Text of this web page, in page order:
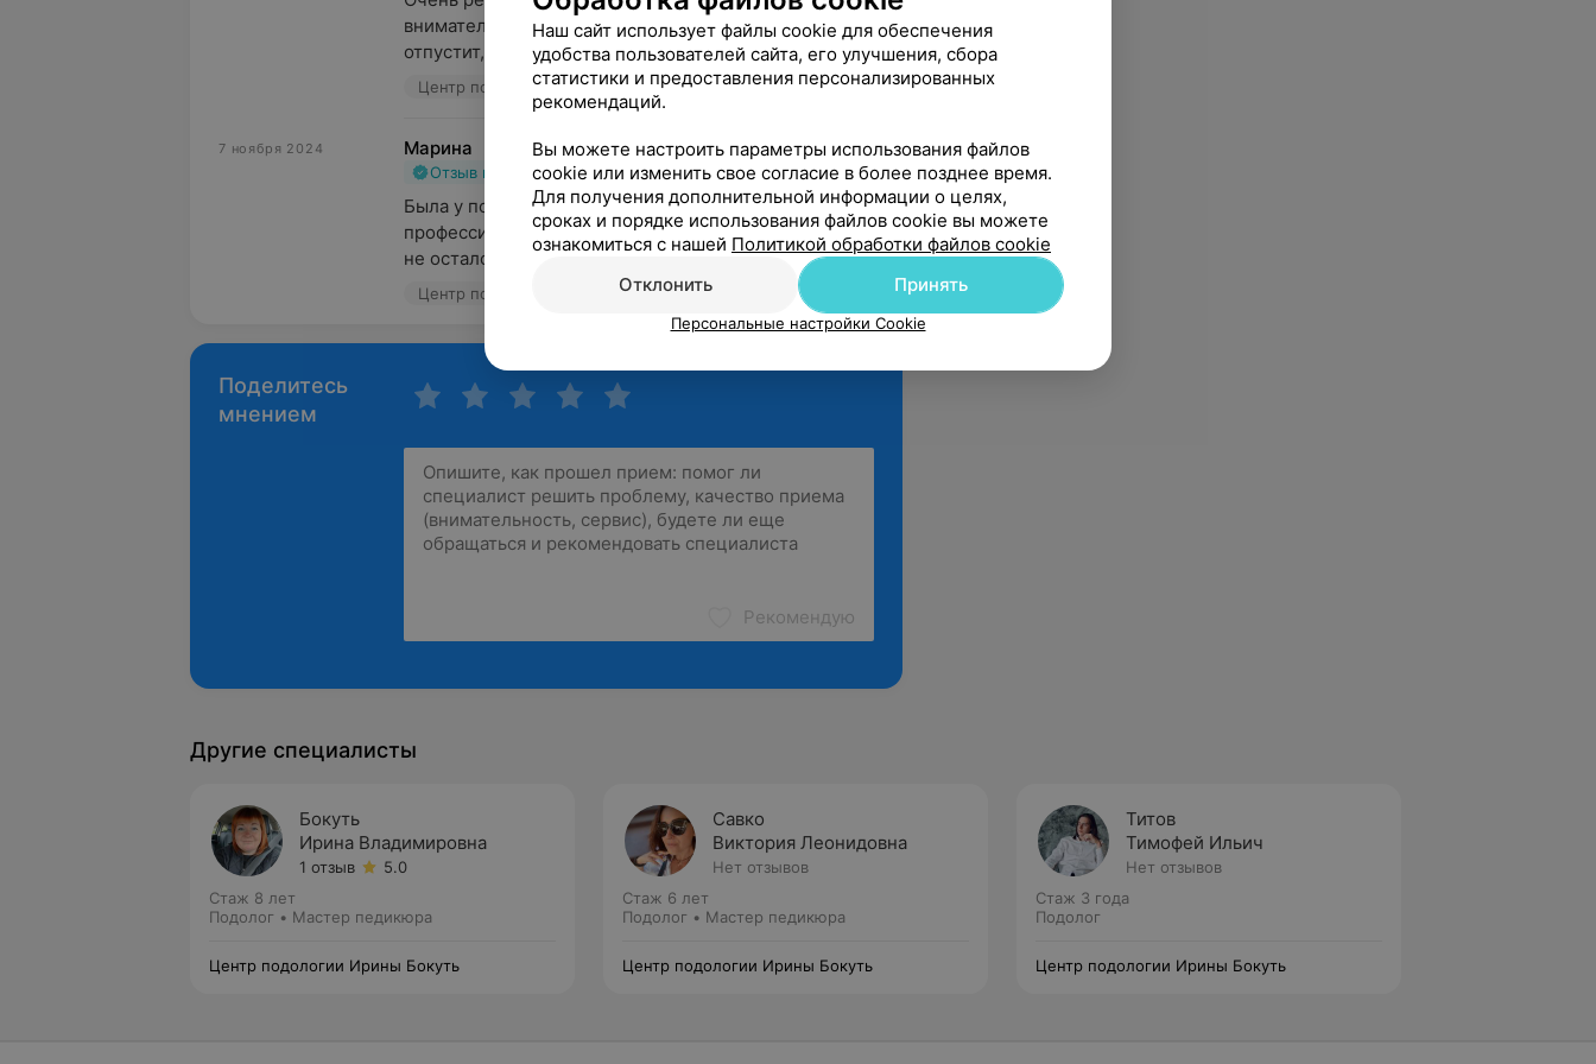
внимательный подолог. Она вас просто так не
отпустит,пока не сделает все до...
Центр подологии Ирины Бокуть, ул. Волгоградская, 23
7 ноября 2024 Марина
Отзыв подтвержден Рекомендую
Была у подолога Татьяны! Очень внимательный и
профессиональный специалист, каждый миллиметр
не остался без внимания! Ник...
Центр подологии Ирины Бокуть, ул. Волгоградская, 23
Поделитесь
мнением
Рекомендую
Другие специалисты
Бокуть
Ирина Владимировна
1 отзыв
5.0
Стаж 8 лет
Подолог • Мастер педикюра
Центр подологии Ирины Бокуть
Савко
Виктория Леонидовна
Нет отзывов
Стаж 6 лет
Подолог • Мастер педикюра
Центр подологии Ирины Бокуть
Титов
Тимофей Ильич
Нет отзывов
Стаж 3 года
Подолог
Центр подологии Ирины Бокуть
Наш сайт использует файлы cookie для обеспечения
удобства пользователей сайта, его улучшения, сбора
статистики и предоставления персонализированных
рекомендаций.
Вы можете настроить параметры использования файлов
cookie или изменить свое согласие в более позднее время.
Для получения дополнительной информации о целях,
сроках и порядке использования файлов cookie вы можете
ознакомиться с нашей Политикой обработки файлов cookie
Отклонить
Принять
Персональные настройки Cookie